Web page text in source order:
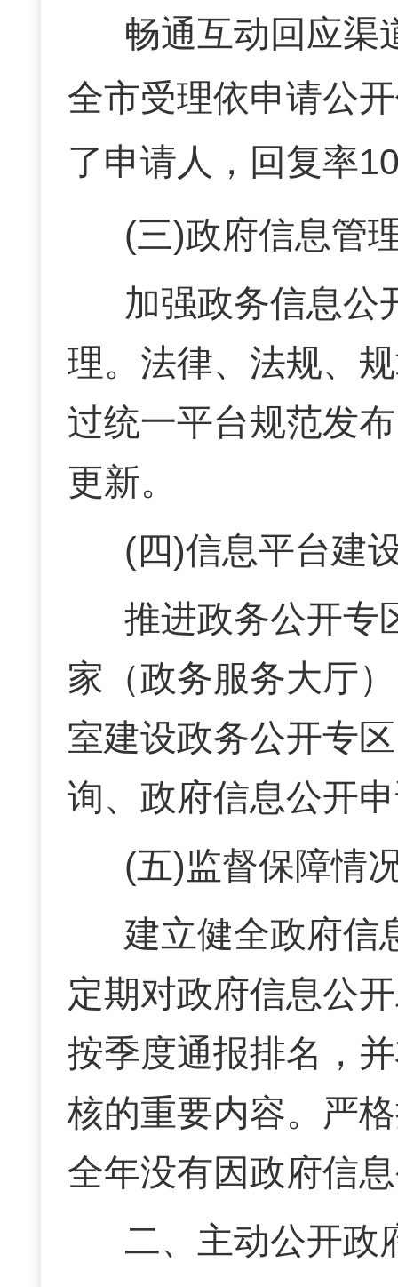
畅通互动回应渠
全市受理依申请公
了申请人，回复率
(三)政府信息管
加强政务信息公
理。法律、法规、
过统一平台规范发
更新。
(四)信息平台建
推进政务公开专
家（政务服务大厅
室建设政务公开专
询、政府信息公开
(五)监督保障情
建立健全政府信
定期对政府信息公
按季度通报排名，
核的重要内容。 严
全年没有因政府信
二、主动公开政